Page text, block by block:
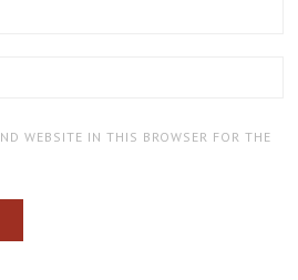
WEBSITE IN THIS BROWSER FOR THE